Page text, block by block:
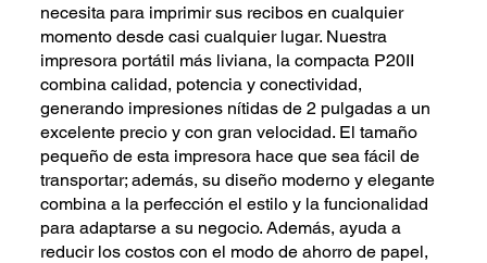
necesita para imprimir sus recibos en cualquier
momento desde casi cualquier lugar. Nuestra
impresora portátil más liviana, la compacta P20II
combina calidad, potencia y conectividad,
generando impresiones nítidas de 2 pulgadas a un
excelente precio y con gran velocidad. El tamaño
pequeño de esta impresora hace que sea fácil de
transportar; además, su diseño moderno y elegante
combina a la perfección el estilo y la funcionalidad
para adaptarse a su negocio. Además, ayuda a
reducir los costos con el modo de ahorro de papel,